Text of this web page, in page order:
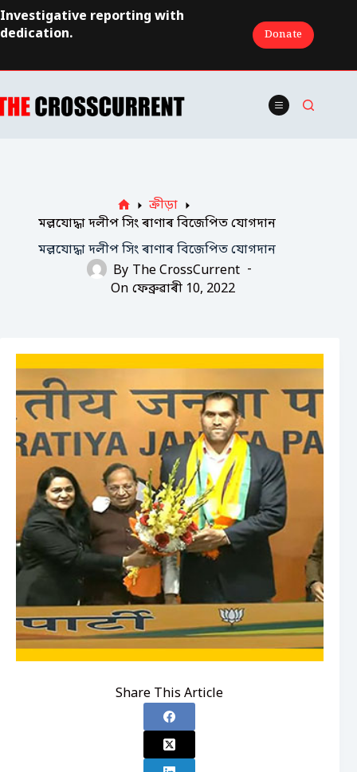
Skip
to
content
Investigative reporting with
dedication.
Donate
Home
ক্ৰীড়া
মল্লযোদ্ধা দলীপ সিং ৰাণাৰ বিজেপিত যোগদান
মল্লযোদ্ধা দলীপ সিং ৰাণাৰ বিজেপিত যোগদান
By The CrossCurrent
On ফেব্ৰুৱাৰী 10, 2022
Share This Article